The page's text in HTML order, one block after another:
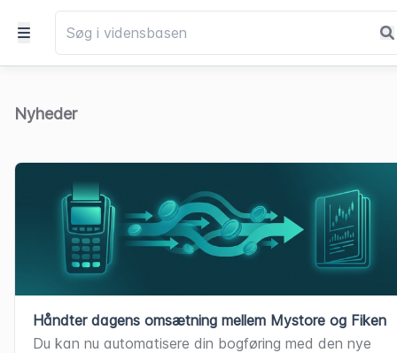
Nyheder
Håndter dagens omsætning mellem Mystore og Fiken
Du kan nu automatisere din bogføring med den nye